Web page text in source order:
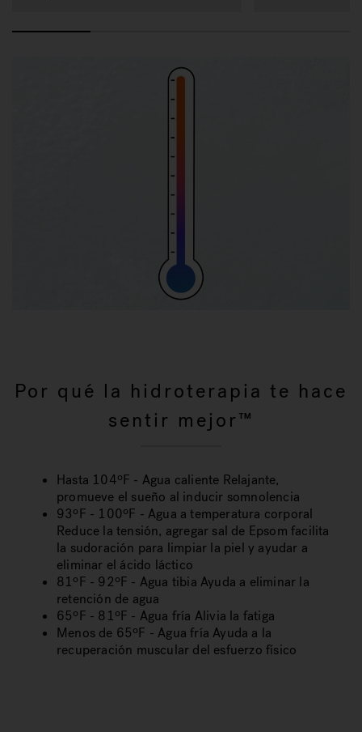
Por qué la hidroterapia te hace
sentir mejor™
Hasta 104ºF - Agua caliente Relajante,
promueve el sueño al inducir somnolencia
93ºF - 100ºF - Agua a temperatura corporal
Reduce la tensión, agregar sal de Epsom facilita
la sudoración para limpiar la piel y ayudar a
eliminar el ácido láctico
81ºF - 92ºF - Agua tibia Ayuda a eliminar la
retención de agua
65ºF - 81ºF - Agua fría Alivia la fatiga
Menos de 65ºF - Agua fría Ayuda a la
recuperación muscular del esfuerzo físico